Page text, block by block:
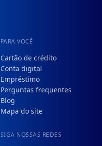
PARA VOCÊ
Cartão de crédito
Conta digital
Empréstimo
Perguntas frequentes
Blog
Mapa do site
SIGA NOSSAS REDES